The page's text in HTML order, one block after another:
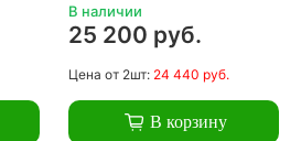
В наличии
25 200 руб.
Цена от 2шт: 24 440 руб.
В корзину